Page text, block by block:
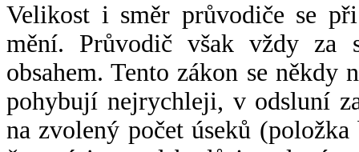
Velikost i směr průvodiče se
mění. Průvodič však vždy za
obsahem. Tento zákon se někdy
pohybují nejrychleji, v odsluní
na zvolený počet úseků